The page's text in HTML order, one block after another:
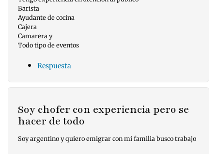
Barista
Ayudante de cocina
Cajera
Camarera y
Todo tipo de eventos
Respuesta
Soy chofer con experiencia pero se
hacer de todo
Soy argentino y quiero emigrar con mi familia busco trabajo